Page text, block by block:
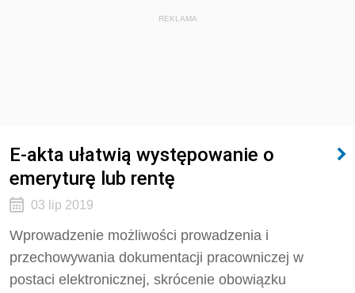
REKLAMA
E-akta ułatwią występowanie o
emeryturę lub rentę
03 lip 2019
Wprowadzenie możliwości prowadzenia i
przechowywania dokumentacji pracowniczej w
postaci elektronicznej, skrócenie obowiązku